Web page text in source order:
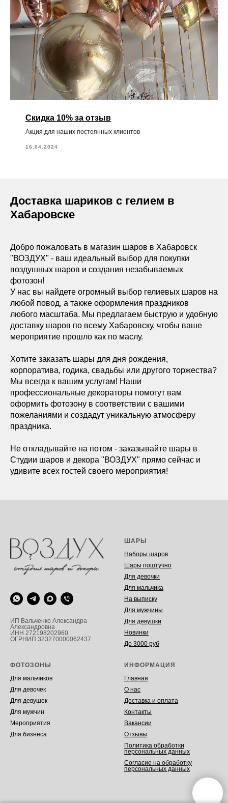
Скидка 10% за отзыв
Акция для наших постоянных клиентов
16.04.2024
Доставка шариков с гелием в
Хабаровске
Добро пожаловать в магазин шаров в Хабаровск
"ВОЗДУХ" - ваш идеальный выбор для покупки
воздушных шаров и создания незабываемых
фотозон!
У нас вы найдете огромный выбор гелиевых шаров на
любой повод, а также оформления праздников
любого масштаба. Мы предлагаем быструю и удобную
доставку шаров по всему Хабаровску, чтобы ваше
мероприятие прошло как по маслу.
Хотите заказать шары для дня рождения,
корпоратива, годика, свадьбы или другого торжества?
Мы всегда к вашим услугам! Наши
профессиональные декораторы помогут вам
оформить фотозону в соответствии с вашими
пожеланиями и создадут уникальную атмосферу
праздника.
Не откладывайте на потом - заказывайте шары в
Студии шаров и декора "ВОЗДУХ" прямо сейчас и
удивите всех гостей своего мероприятия!
ИП Вальченко Александра
Александровна
ИНН 272198202960
ОГРНИП 323270000062437
ШАРЫ
Наборы шаров
Шары поштучно
Для девочки
Для мальчика
На выписку
Для мужчины
Для девушки
Новинки
До 3000 руб
ФОТОЗОНЫ
Для мальчиков
Для девочек
Для девушек
Для мужчин
Мероприятия
Для бизнеса
ИНФОРМАЦИЯ
Главная
О нас
Доставка и оплата
Контакты
Вакансии
Отзывы
Политика обработки
персональных данных
Согласие на обработку
персональных данных